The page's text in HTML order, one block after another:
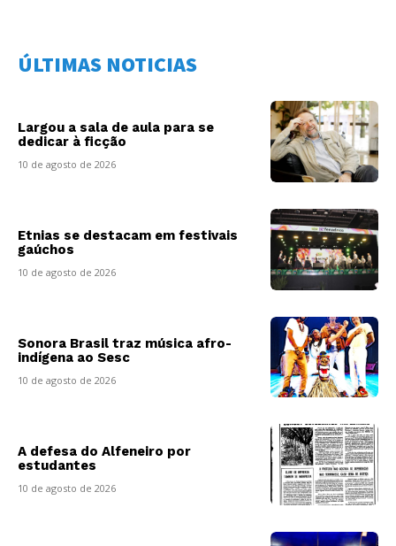
ÚLTIMAS NOTICIAS
Largou a sala de aula para se
dedicar à ficção
10 de agosto de 2026
Etnias se destacam em festivais
gaúchos
10 de agosto de 2026
Sonora Brasil traz música afro-
indígena ao Sesc
10 de agosto de 2026
A defesa do Alfeneiro por
estudantes
10 de agosto de 2026